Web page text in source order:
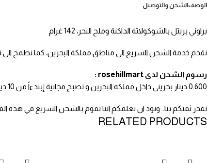
الوصفالشحن والتوصيل
براوني بريتل بالشوكولاتة الداكنة وملح البحر، 142 غرام
نقدم خدمة الشحن السريع الى مناطق مملكة البحرين، كما نطمح الى
رسوم الشحن لدى rosehillmart :
0.600 دينار بحريني داخل مملكة البحرين و تصبح مجانية إبتدءاً من 10 دينار بحريني .
نقدر ثقتكم بنا.. ونود ان نعلمكم اننا نقوم بالشحن السريع في
RELATED PRODUCTS